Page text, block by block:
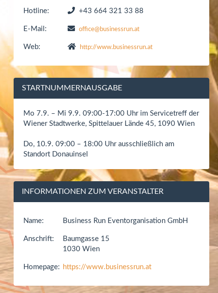
Hotline: +43 664 321 33 88
E-Mail: office@businessrun.at
Web: http://www.businessrun.at
STARTNUMMERNAUSGABE
Mo 7.9. – Mi 9.9. 09:00-17:00 Uhr im Servicetreff der
Wiener Stadtwerke, Spittelauer Lände 45, 1090 Wien
Do, 10.9. 09:00 – 18:00 Uhr ausschließlich am
Standort Donauinsel
INFORMATIONEN ZUM VERANSTALTER
Name: Business Run Eventorganisation GmbH
Anschrift:
Baumgasse 15
1030 Wien
Homepage: https://www.businessrun.at